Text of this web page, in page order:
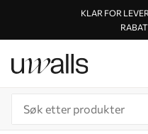
KLAR FOR